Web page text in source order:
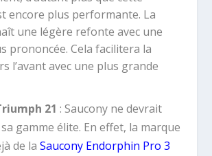
encore plus performante. La
une légère refonte avec une
prononcée. Cela facilitera la
l’avant avec une plus grande
21 : Saucony ne devrait
gamme élite. En effet, la marque
de la Saucony Endorphin Pro 3